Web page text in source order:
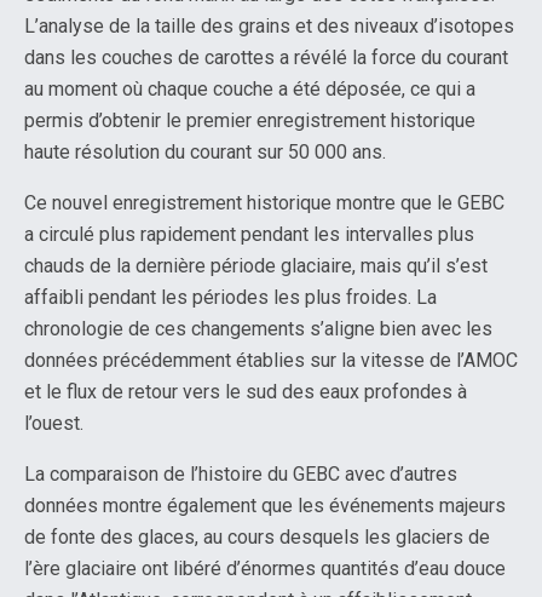
L’analyse de la taille des grains et des niveaux d’isotopes
dans les couches de carottes a révélé la force du courant
au moment où chaque couche a été déposée, ce qui a
permis d’obtenir le premier enregistrement historique
haute résolution du courant sur 50 000 ans.
Ce nouvel enregistrement historique montre que le GEBC
a circulé plus rapidement pendant les intervalles plus
chauds de la dernière période glaciaire, mais qu’il s’est
affaibli pendant les périodes les plus froides. La
chronologie de ces changements s’aligne bien avec les
données précédemment établies sur la vitesse de l’AMOC
et le flux de retour vers le sud des eaux profondes à
l’ouest.
La comparaison de l’histoire du GEBC avec d’autres
données montre également que les événements majeurs
de fonte des glaces, au cours desquels les glaciers de
l’ère glaciaire ont libéré d’énormes quantités d’eau douce